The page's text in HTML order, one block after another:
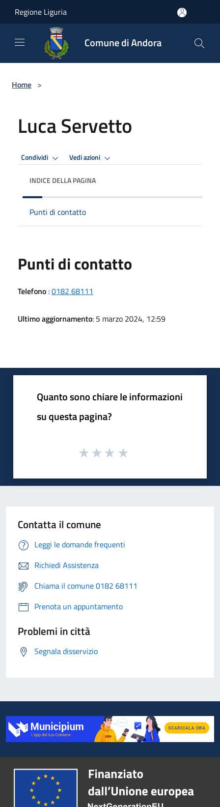
Regione Liguria
Comune di Andora
Home >
Luca Servetto
Condividi Vedi azioni
INDICE DELLA PAGINA
Punti di contatto
Punti di contatto
Telefono :0182 68111
Ultimo aggiornamento: 5 marzo 2024, 12:59
Quanto sono chiare le informazioni
su questa pagina?
Contatta il comune
Leggi le domande frequenti
Richiedi Assistenza
Chiama il comune 0182 68111
Prenota un appuntamento
Problemi in città
Segnala disservizio